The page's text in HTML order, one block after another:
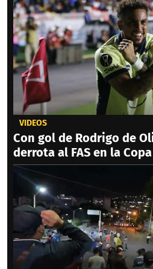
VIDEOS
Con gol de Rodrigo de
derrota al FAS en la